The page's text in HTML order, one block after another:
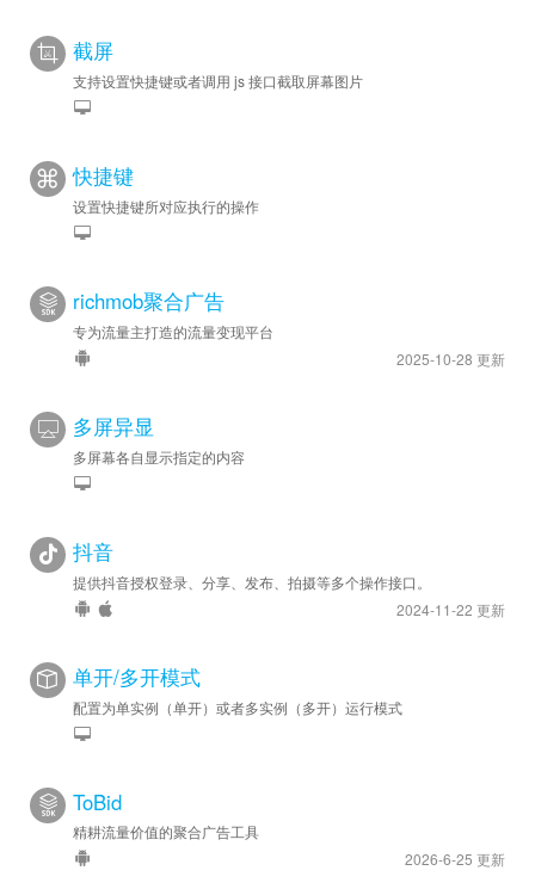
截屏
支持设置快捷键或者调用 js 接口截取屏幕图片
快捷键
设置快捷键所对应执行的操作
richmob聚合广告
专为流量主打造的流量变现平台
2025-10-28 更新
多屏异显
多屏幕各自显示指定的内容
抖音
提供抖音授权登录、分享、发布、拍摄等多个操作接口。
2024-11-22 更新
单开/多开模式
配置为单实例（单开）或者多实例（多开）运行模式
ToBid
精耕流量价值的聚合广告工具
2026-6-25 更新